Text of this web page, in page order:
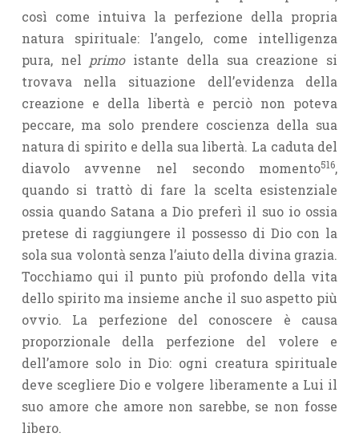
così come intuiva la perfezione della propria
natura spirituale: l’angelo, come intelligenza
pura, nel primoistante della sua creazione si
trovava nella situazione dell’evidenza della
creazione e della libertà e perciò non poteva
peccare, ma solo prendere coscienza della sua
natura di spirito e della sua libertà. La caduta del
diavolo avvenne nel secondo momento516,
quando si trattò di fare la scelta esistenziale
ossia quando Satana a Dio preferì il suo io ossia
pretese di raggiungere il possesso di Dio con la
sola sua volontà senza l’aiuto della divina grazia.
Tocchiamo qui il punto più profondo della vita
dello spirito ma insieme anche il suo aspetto più
ovvio. La perfezione del conoscere è causa
proporzionale della perfezione del volere e
dell’amore solo in Dio: ogni creatura spirituale
deve scegliere Dio e volgere liberamente a Lui il
suo amore che amore non sarebbe, se non fosse
libero.